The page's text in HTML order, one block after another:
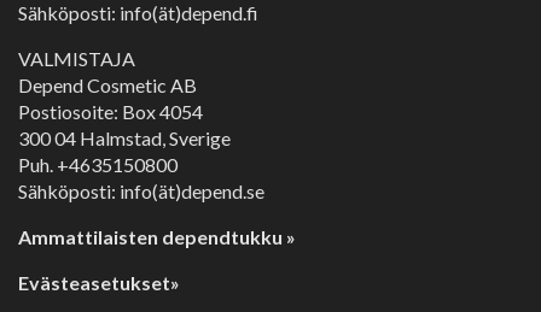
Sähköposti: info(ät)depend.fi
VALMISTAJA
Depend Cosmetic AB
Postiosoite: Box 4054
300 04 Halmstad, Sverige
Puh. +4635150800
Sähköposti: info(ät)depend.se
Ammattilaisten dependtukku »
Evästeasetukset»